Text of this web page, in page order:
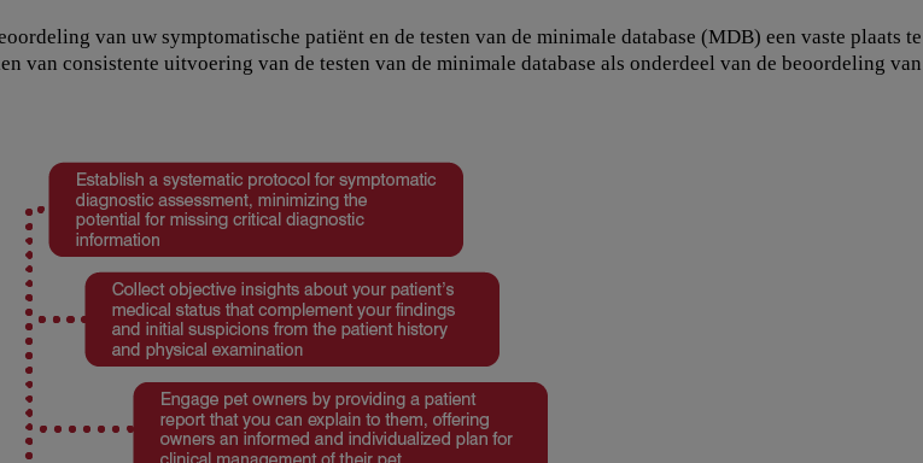
van uw symptomatische patiënt en de testen van de minimale database (MDB) een vaste plaats te
van consistente uitvoering van de testen van de minimale database als onderdeel van de beoordeling van